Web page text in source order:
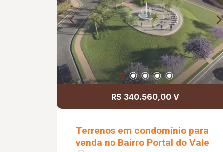
R$ 340.560,00 V
Terrenos em condomínio para
venda no Bairro Portal do Vale